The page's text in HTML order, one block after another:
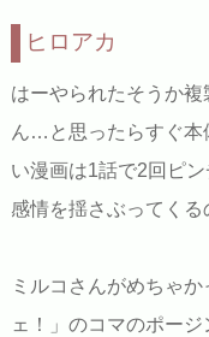
ヒロアカ
はーやられたそうか
ん…と思ったらすぐ本
い漫画は1話で2回ピ
感情を揺さぶってくる
ミルコさんがめちゃ
ェ！」のコマのポー